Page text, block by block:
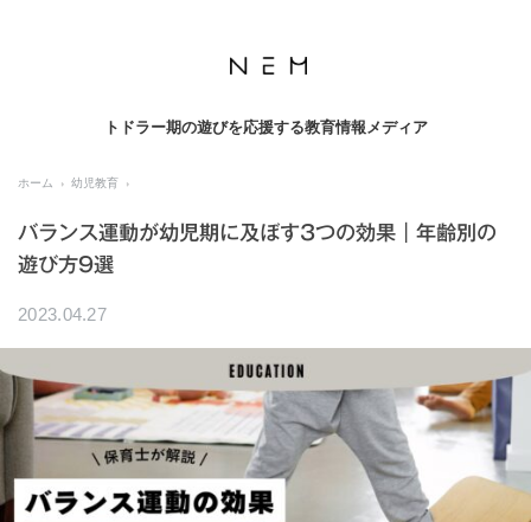
トドラー期の遊びを応援する教育情報メディア
ホーム 幼児教育
バランス運動が幼児期に及ぼす3つの効果｜年齢別の
遊び方9選
2023.04.27